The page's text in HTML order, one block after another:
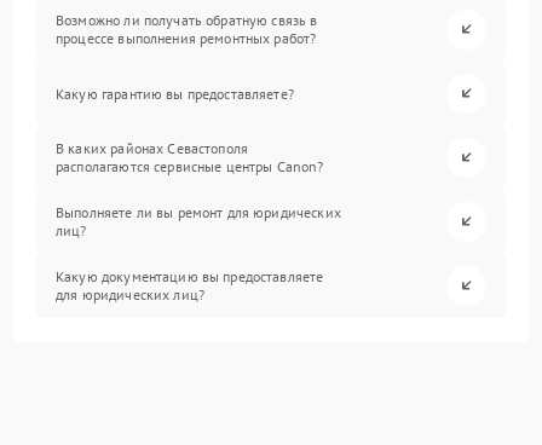
Возможно ли получать обратную связь в
процессе выполнения ремонтных работ?
Какую гарантию вы предоставляете?
В каких районах Севастополя
располагаются сервисные центры Canon?
Выполняете ли вы ремонт для юридических
лиц?
Какую документацию вы предоставляете
для юридических лиц?